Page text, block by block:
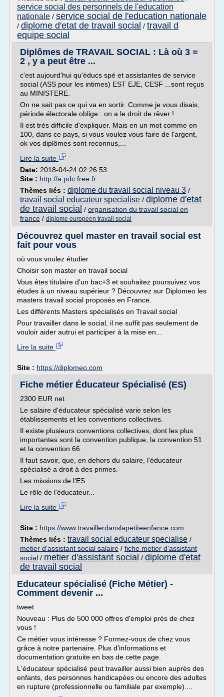
service social des personnels de l'education
nationale / service social de l'education nationale
/ diplome d'etat de travail social / travail d
equipe social
Diplômes de TRAVAIL SOCIAL : Là où 3 =
2 , y a peut être ...
c'est aujourd'hui qu'éducs spé et assistantes de service
social (ASS pour les intimes) EST EJE, CESF ...sont reçus
au MINISTERE.
On ne sait pas ce qui va en sortir. Comme je vous disais,
période électorale oblige : on a le droit de rêver !
Il est très difficile d'expliquer. Mais en un mot comme en
100, dans ce pays, si vous voulez vous faire de l'argent,
ok vos diplômes sont reconnus,...
Lire la suite
Date: 2018-04-24 02:26:53
Site : http://a.pdc.free.fr
Thèmes liés : diplome du travail social niveau 3 /
travail social educateur specialise / diplome d'etat
de travail social / organisation du travail social en
france / diplome europeen travail social
Découvrez quel master en travail social est
fait pour vous
où vous voulez étudier
Choisir son master en travail social
Vous êtes titulaire d'un bac+3 et souhaitez poursuivez vos
études à un niveau supérieur ? Découvrez sur Diplomeo les
masters travail social proposés en France.
Les différents Masters spécialisés en Travail social
Pour travailler dans le social, il ne suffit pas seulement de
vouloir aider autrui et participer à la mise en...
Lire la suite
Site : https://diplomeo.com
Fiche métier Éducateur Spécialisé (ES)
2300 EUR net
Le salaire d'éducateur spécialisé varie selon les
établissements et les conventions collectives.
Il existe plusieurs conventions collectives, dont les plus
importantes sont la convention publique, la convention 51
et la convention 66.
Il faut savoir, que, en dehors du salaire, l'éducateur
spécialisé a droit à des primes.
Les missions de l'ES
Le rôle de l'éducateur...
Lire la suite
Site : https://www.travaillerdanslapetiteenfance.com
Thèmes liés : travail social educateur specialise /
metier d'assistant social salaire / fiche metier d'assistant
social / metier d'assistant social / diplome d'etat
de travail social
Educateur spécialisé (Fiche Métier) -
Comment devenir ...
tweet
Nouveau : Plus de 500 000 offres d'emploi près de chez
vous !
Ce métier vous intéresse ? Formez-vous de chez vous
grâce à notre partenaire. Plus d'informations et
documentation gratuite en bas de cette page.
L'éducateur spécialisé peut travailler aussi bien auprès des
enfants, des personnes handicapées ou encore des adultes
en rupture (professionnelle ou familiale par exemple)....